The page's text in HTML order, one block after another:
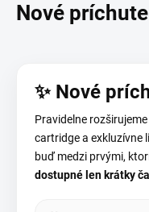
Nové
✨ Nové
Pravidelne
cartridge a exkluzívne
buď medzi prvými,
dostupné len krátky